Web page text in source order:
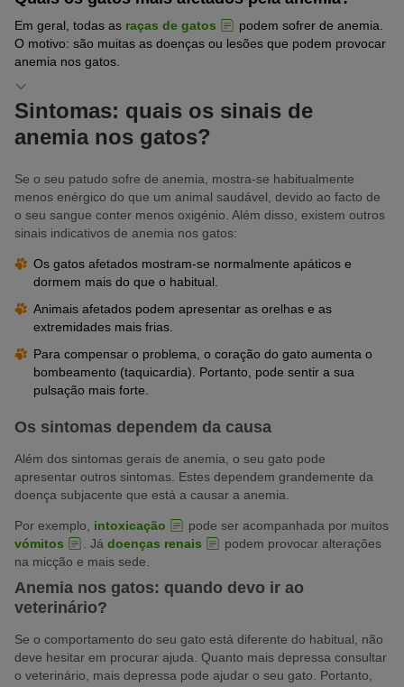
Em geral, todas as raças de gatos
podem sofrer de anemia.
O motivo: são muitas as doenças ou lesões que podem provocar
anemia nos gatos.
Sintomas: quais os sinais de
anemia nos gatos?
Se o seu patudo sofre de anemia, mostra-se habitualmente
menos enérgico do que um animal saudável, devido ao facto de
o seu sangue conter menos oxigénio. Além disso, existem outros
sinais indicativos de anemia nos gatos:
Os gatos afetados mostram-se normalmente apáticos e
dormem mais do que o habitual.
Animais afetados podem apresentar as orelhas e as
extremidades mais frias.
Para compensar o problema, o coração do gato aumenta o
bombeamento (taquicardia). Portanto, pode sentir a sua
pulsação mais forte.
Os sintomas dependem da causa
Além dos sintomas gerais de anemia, o seu gato pode
apresentar outros sintomas. Estes dependem grandemente da
doença subjacente que está a causar a anemia.
Por exemplo, intoxicação
pode ser acompanhada por muitos
vómitos
. Já doenças renais
podem provocar alterações
na micção e mais sede.
Anemia nos gatos: quando devo ir ao
veterinário?
Se o comportamento do seu gato está diferente do habitual, não
deve hesitar em procurar ajuda. Quanto mais depressa consultar
o veterinário, mais depressa pode ajudar o seu gato. Portanto,